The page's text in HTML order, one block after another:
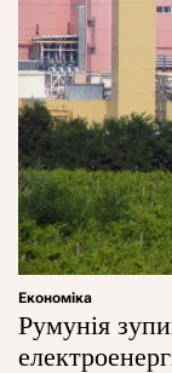
Економіка
Румунія